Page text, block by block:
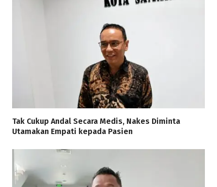
Tak Cukup Andal Secara Medis, Nakes Diminta
Utamakan Empati kepada Pasien